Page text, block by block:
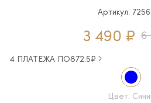
Артикул:
3 490 ₽ 6
4 ПЛАТЕЖА ПО872.5₽
Цвет: